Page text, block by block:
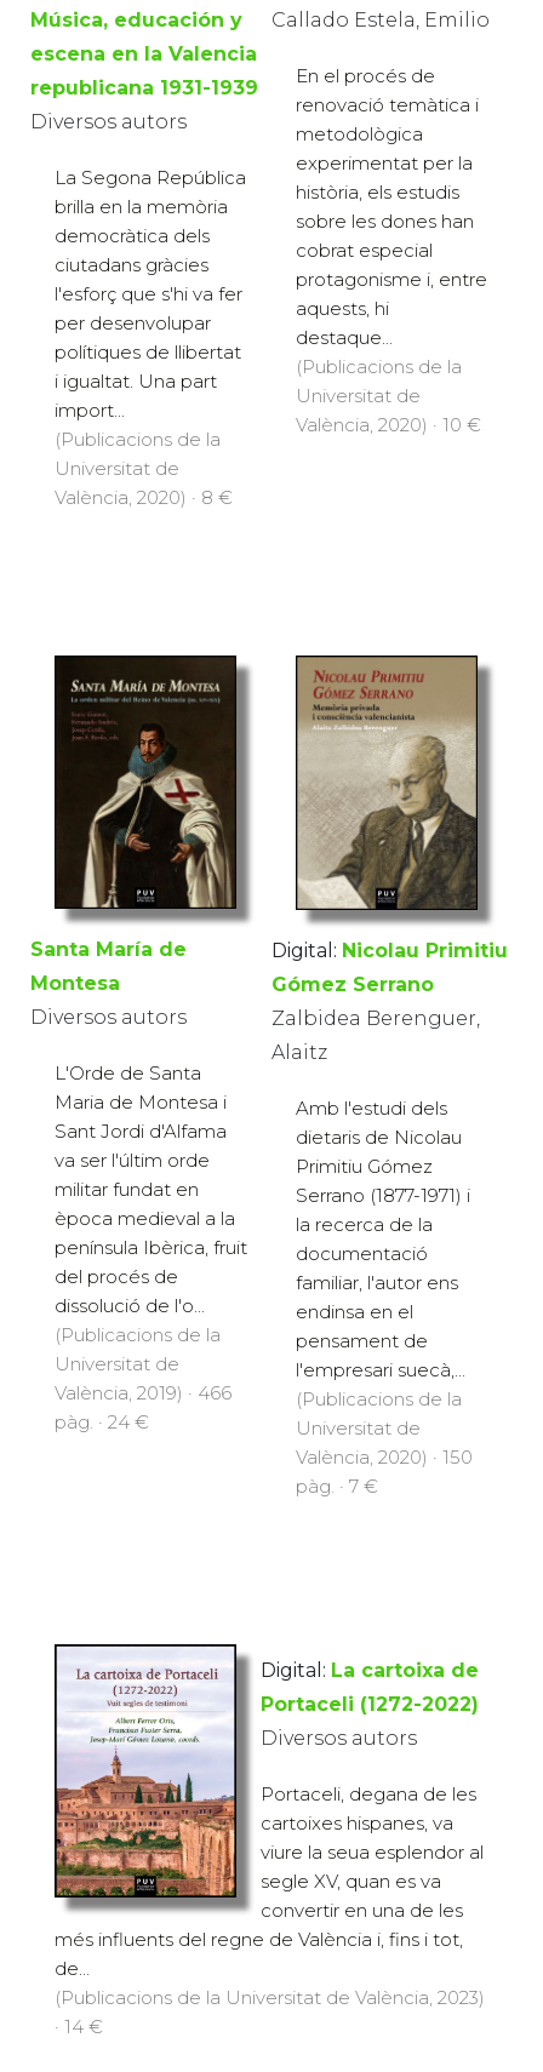
Música, educación y
escena en la Valencia
republicana 1931-1939
Diversos autors
La Segona República
brilla en la memòria
democràtica dels
ciutadans gràcies
l'esforç que s'hi va fer
per desenvolupar
polítiques de llibertat
i igualtat. Una part
import...
(Publicacions de la
Universitat de
València, 2020) · 8 €
Callado Estela, Emilio
En el procés de
renovació temàtica i
metodològica
experimentat per la
història, els estudis
sobre les dones han
cobrat especial
protagonisme i, entre
aquests, hi
destaque...
(Publicacions de la
Universitat de
València, 2020) · 10 €
Santa María de
Montesa
Diversos autors
L'Orde de Santa
Maria de Montesa i
Sant Jordi d'Alfama
va ser l'últim orde
militar fundat en
època medieval a la
península Ibèrica, fruit
del procés de
dissolució de l'o...
(Publicacions de la
Universitat de
València, 2019) · 466
pàg. · 24 €
Digital: Nicolau Primitiu
Gómez Serrano
Zalbidea Berenguer,
Alaitz
Amb l'estudi dels
dietaris de Nicolau
Primitiu Gómez
Serrano (1877-1971) i
la recerca de la
documentació
familiar, l'autor ens
endinsa en el
pensament de
l'empresari suecà,...
(Publicacions de la
Universitat de
València, 2020) · 150
pàg. · 7 €
Digital: La cartoixa de
Portaceli (1272-2022)
Diversos autors
Portaceli, degana de les
cartoixes hispanes, va
viure la seua esplendor al
segle XV, quan es va
convertir en una de les
més influents del regne de València i, fins i tot,
de...
(Publicacions de la Universitat de València, 2023)
· 14 €